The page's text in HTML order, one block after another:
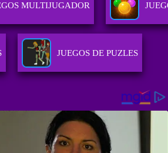
MULTIJUGADOR
JUEGOS DE PUZLES